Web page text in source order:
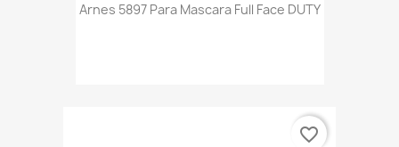
Arnes 5897 Para Mascara Full Face DUTY
favorite_border